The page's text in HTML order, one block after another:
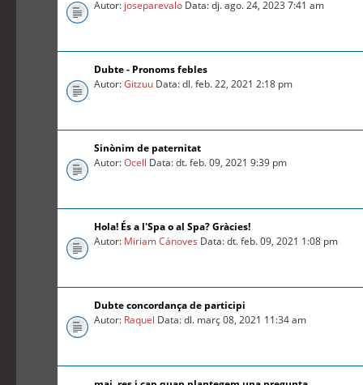
Autor: joseparevalo Data: dj. ago. 24, 2023 7:41 am
Dubte - Pronoms febles
Autor:Gitzuu Data: dl. feb. 22, 2021 2:18 pm
Sinònim de paternitat
Autor:Ocell Data: dt. feb. 09, 2021 9:39 pm
Hola! És a l'Spa o al Spa? Gràcies!
Autor: Miriam Cánoves Data: dt. feb. 09, 2021 1:08 pm
Dubte concordança de participi
Autor: Raquel Data: dl. març 08, 2021 11:34 am